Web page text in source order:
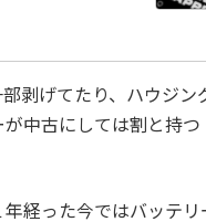
剥げてたり、ハウジン
中古にしては割と持
経った今ではバッテ